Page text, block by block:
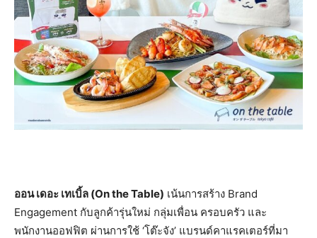
ออน เดอะ เทเบิ้ล (On the Table) เน้นการสร้าง Brand
Engagement กับลูกค้ารุ่นใหม่ กลุ่มเพื่อน ครอบครัว และ
พนักงานออฟฟิต ผ่านการใช้ ‘โต๊ะจัง’ แบรนด์คาแรคเตอร์ที่มา